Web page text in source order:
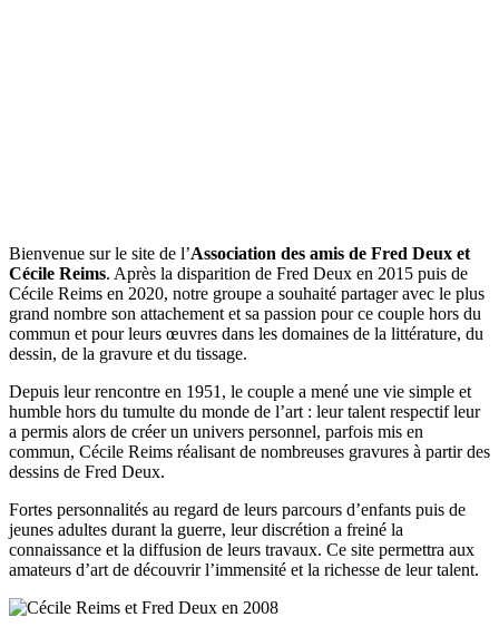
Bienvenue sur le site de l’Association des amis de Fred Deux et
Cécile Reims. Après la disparition de Fred Deux en 2015 puis de
Cécile Reims en 2020, notre groupe a souhaité partager avec le plus
grand nombre son attachement et sa passion pour ce couple hors du
commun et pour leurs œuvres dans les domaines de la littérature, du
dessin, de la gravure et du tissage.
Depuis leur rencontre en 1951, le couple a mené une vie simple et
humble hors du tumulte du monde de l’art : leur talent respectif leur
a permis alors de créer un univers personnel, parfois mis en
commun, Cécile Reims réalisant de nombreuses gravures à partir des
dessins de Fred Deux.
Fortes personnalités au regard de leurs parcours d’enfants puis de
jeunes adultes durant la guerre, leur discrétion a freiné la
connaissance et la diffusion de leurs travaux. Ce site permettra aux
amateurs d’art de découvrir l’immensité et la richesse de leur talent.